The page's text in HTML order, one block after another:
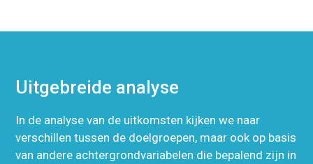
Uitgebreide analyse
In de analyse van de uitkomsten kijken we naar
verschillen tussen de doelgroepen, maar ook op basis
van andere achtergrondvariabelen die bepalend zijn in